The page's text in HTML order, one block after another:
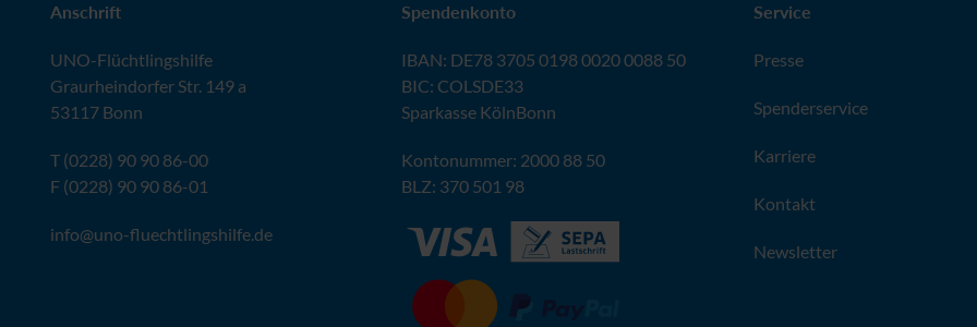
Anschrift
UNO-Flüchtlingshilfe
Graurheindorfer Str. 149 a
53117 Bonn
T (0228) 90 90 86-00
F (0228) 90 90 86-01
info@uno-fluechtlingshilfe.de
Spendenkonto
IBAN: DE78 3705 0198 0020 0088 50
BIC: COLSDE33
Sparkasse KölnBonn
Kontonummer: 2000 88 50
BLZ: 370 501 98
Service
Presse
Spenderservice
Karriere
Kontakt
Newsletter